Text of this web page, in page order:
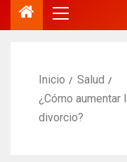
Inicio
Salud
¿Cómo aumentar
divorcio?